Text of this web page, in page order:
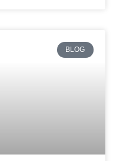
BLOG